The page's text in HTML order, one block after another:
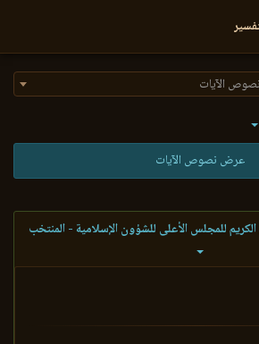
الآيات
عرض نصوص الآيات
للمجلس الأعلى للشؤون الإسلامية - المنتخب